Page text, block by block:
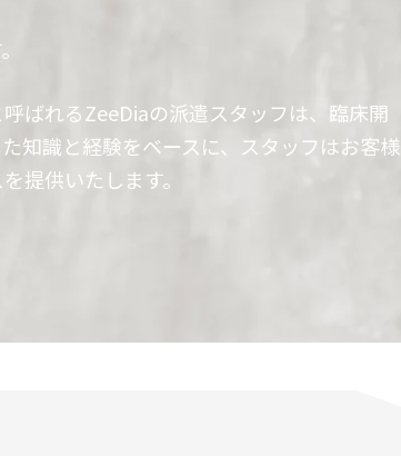
ばれるZeeDiaの派遣スタッフは、臨床開
知識と経験をベースに、スタッフはお客様
提供いたします。